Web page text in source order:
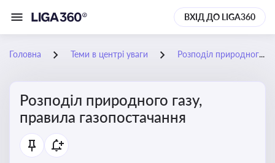
ВХІД ДО LIGA360
Головна Теми в центрі уваги Розподіл природного газу, правила газопостачання
Розподіл природного газу,
правила газопостачання